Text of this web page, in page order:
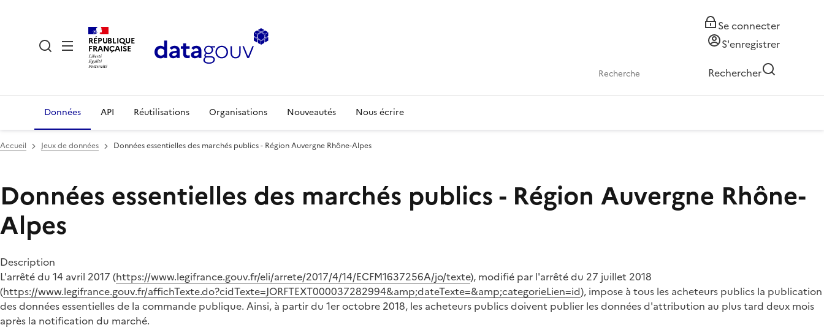
RÉPUBLIQUE
FRANÇAISE
Se connecter
S'enregistrer
Rechercher
Données API Réutilisations Organisations Nouveautés Nous écrire
Accueil Jeux de données Données essentielles des marchés publics - Région Auvergne Rhône-Alpes
Données essentielles des marchés publics - Région Auvergne Rhône-
Alpes
Description
L'arrêté du 14 avril 2017 (https://www.legifrance.gouv.fr/eli/arrete/2017/4/14/ECFM1637256A/jo/texte), modifié par l'arrêté du 27 juillet 2018
(https://www.legifrance.gouv.fr/affichTexte.do?cidTexte=JORFTEXT000037282994&amp;dateTexte=&amp;categorieLien=id), impose à tous les acheteurs publics la publication
des données essentielles de la commande publique. Ainsi, à partir du 1er octobre 2018, les acheteurs publics doivent publier les données d'attribution au plus tard deux mois
après la notification du marché.